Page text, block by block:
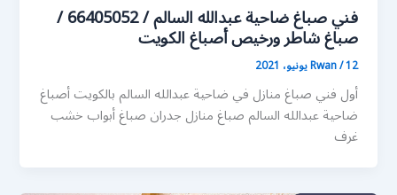
فني صباغ ضاحية عبدالله السالم / 66405052 /
صباغ شاطر ورخيص أصباغ الكويت
Rwan/12 يونيو، 2021
أول فني صباغ منازل في ضاحية عبدالله السالم بالكويت أصباغ
ضاحية عبدالله السالم صباغ منازل جدران صباغ أبواب خشب
غرف